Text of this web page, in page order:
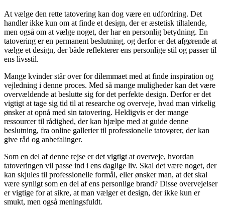
At vælge den rette tatovering kan dog være en udfordring. Det
handler ikke kun om at finde et design, der er æstetisk tiltalende,
men også om at vælge noget, der har en personlig betydning. En
tatovering er en permanent beslutning, og derfor er det afgørende at
vælge et design, der både reflekterer ens personlige stil og passer til
ens livsstil.
Mange kvinder står over for dilemmaet med at finde inspiration og
vejledning i denne proces. Med så mange muligheder kan det være
overvældende at beslutte sig for det perfekte design. Derfor er det
vigtigt at tage sig tid til at researche og overveje, hvad man virkelig
ønsker at opnå med sin tatovering. Heldigvis er der mange
ressourcer til rådighed, der kan hjælpe med at guide denne
beslutning, fra online gallerier til professionelle tatovører, der kan
give råd og anbefalinger.
Som en del af denne rejse er det vigtigt at overveje, hvordan
tatoveringen vil passe ind i ens daglige liv. Skal det være noget, der
kan skjules til professionelle formål, eller ønsker man, at det skal
være synligt som en del af ens personlige brand? Disse overvejelser
er vigtige for at sikre, at man vælger et design, der ikke kun er
smukt, men også meningsfuldt.